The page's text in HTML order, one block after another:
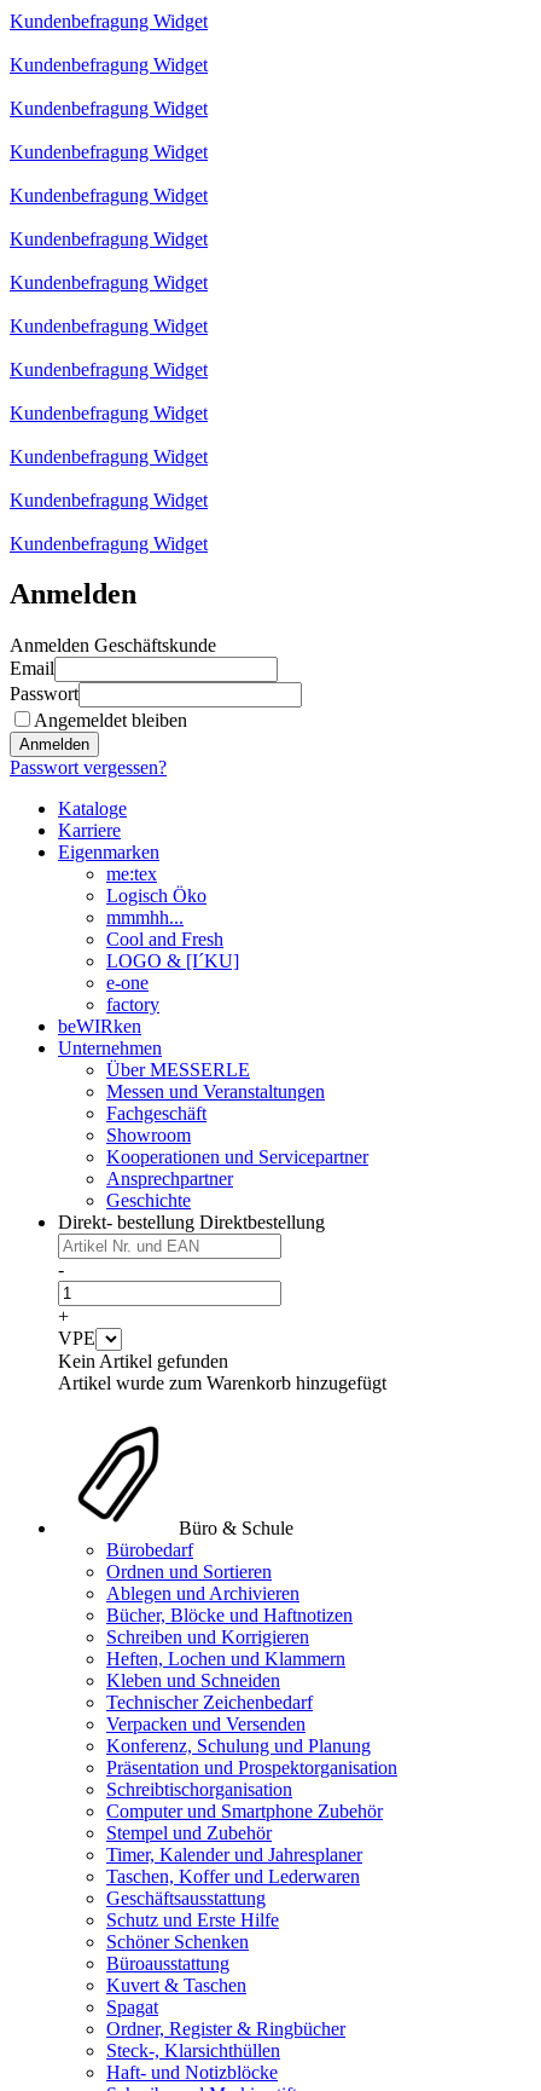
Kundenbefragung Widget
Kundenbefragung Widget
Kundenbefragung Widget
Kundenbefragung Widget
Kundenbefragung Widget
Kundenbefragung Widget
Kundenbefragung Widget
Kundenbefragung Widget
Kundenbefragung Widget
Kundenbefragung Widget
Kundenbefragung Widget
Kundenbefragung Widget
Kundenbefragung Widget
Anmelden
Anmelden Geschäftskunde
Email
Passwort
Angemeldet bleiben
Anmelden
Passwort vergessen?
Kataloge
Karriere
Eigenmarken
me:tex
Logisch Öko
mmmhh...
Cool and Fresh
LOGO & [I´KU]
e-one
factory
beWIRken
Unternehmen
Über MESSERLE
Messen und Veranstaltungen
Fachgeschäft
Showroom
Kooperationen und Servicepartner
Ansprechpartner
Geschichte
Direkt- bestellung Direktbestellung
-
+
VPE
Kein Artikel gefunden
Artikel wurde zum Warenkorb hinzugefügt
Büro & Schule
Bürobedarf
Ordnen und Sortieren
Ablegen und Archivieren
Bücher, Blöcke und Haftnotizen
Schreiben und Korrigieren
Heften, Lochen und Klammern
Kleben und Schneiden
Technischer Zeichenbedarf
Verpacken und Versenden
Konferenz, Schulung und Planung
Präsentation und Prospektorganisation
Schreibtischorganisation
Computer und Smartphone Zubehör
Stempel und Zubehör
Timer, Kalender und Jahresplaner
Taschen, Koffer und Lederwaren
Geschäftsausstattung
Schutz und Erste Hilfe
Schöner Schenken
Büroausstattung
Kuvert & Taschen
Spagat
Ordner, Register & Ringbücher
Steck-, Klarsichthüllen
Haft- und Notizblöcke